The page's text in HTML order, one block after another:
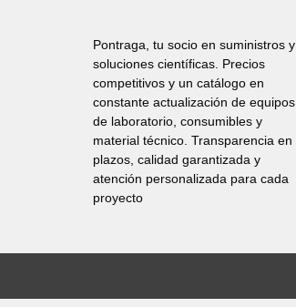
Pontraga, tu socio en suministros y
soluciones científicas. Precios
competitivos y un catálogo en
constante actualización de equipos
de laboratorio, consumibles y
material técnico. Transparencia en
plazos, calidad garantizada y
atención personalizada para cada
proyecto